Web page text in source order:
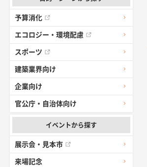
予算消化
エコロジー・環境配慮
スポーツ
建築業界向け
企業向け
官公庁・自治体向け
イベントから探す
展示会・見本市
来場記念